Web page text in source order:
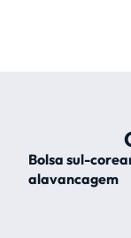
Bolsa sul-
alavancagem